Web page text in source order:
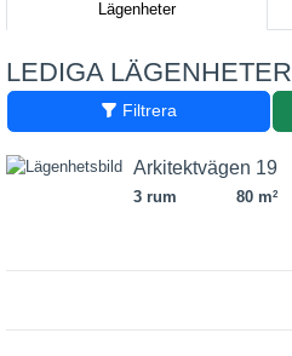
Lägenheter
LEDIGA LÄGENHETER
Filtrera
Arkitektvägen 19
3 rum 80 m2